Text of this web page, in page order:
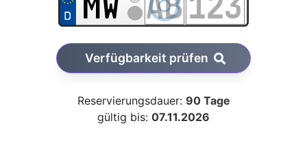
Verfügbarkeit prüfen
Reservierungsdauer: 90 Tage
gültig bis: 07.11.2026